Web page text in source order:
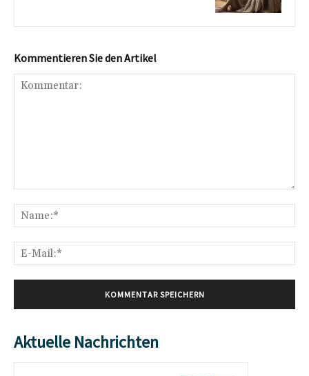
Kommentieren Sie den Artikel
Aktuelle Nachrichten